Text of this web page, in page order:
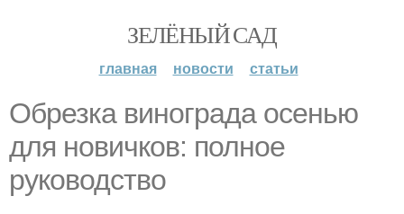
ЗЕЛЁНЫЙ САД
главная новости статьи
Обрезка винограда осенью
для новичков: полное
руководство